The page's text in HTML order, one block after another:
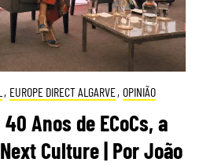
, EUROPE DIRECT ALGARVE, OPINIÃO
Anos de ECoCs, a
Culture | Por João